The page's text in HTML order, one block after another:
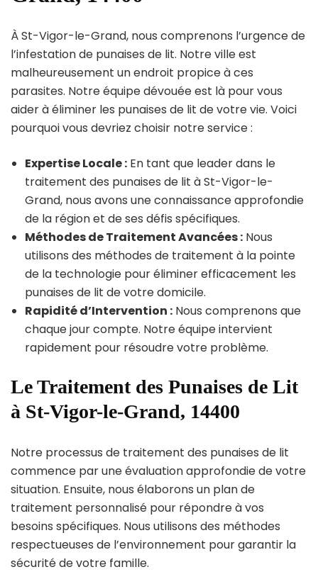
À St-Vigor-le-Grand, nous comprenons l’urgence de
l’infestation de punaises de lit. Notre ville est
malheureusement un endroit propice à ces
parasites. Notre équipe dévouée est là pour vous
aider à éliminer les punaises de lit de votre vie. Voici
pourquoi vous devriez choisir notre service :
Expertise Locale : En tant que leader dans le
traitement des punaises de lit à St-Vigor-le-
Grand, nous avons une connaissance approfondie
de la région et de ses défis spécifiques.
Méthodes de Traitement Avancées : Nous
utilisons des méthodes de traitement à la pointe
de la technologie pour éliminer efficacement les
punaises de lit de votre domicile.
Rapidité d’Intervention : Nous comprenons que
chaque jour compte. Notre équipe intervient
rapidement pour résoudre votre problème.
Le Traitement des Punaises de Lit
à St-Vigor-le-Grand, 14400
Notre processus de traitement des punaises de lit
commence par une évaluation approfondie de votre
situation. Ensuite, nous élaborons un plan de
traitement personnalisé pour répondre à vos
besoins spécifiques. Nous utilisons des méthodes
respectueuses de l’environnement pour garantir la
sécurité de votre famille.